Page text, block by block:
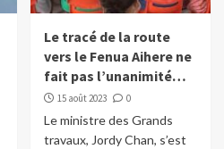
Le tracé de la route
vers le Fenua Aihere ne
fait pas l’unanimité…
15 août 2023 0
Le ministre des Grands
travaux, Jordy Chan, s’est